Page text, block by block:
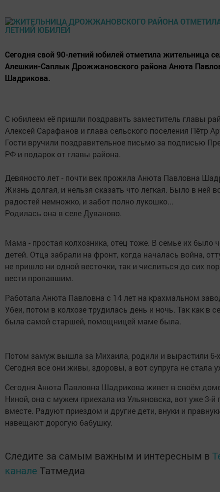
Сегодня свой 90-летний юбилей отметила жительница
Алешкин-Саплык Дрожжановского района Анюта
Шадрикова.
С юбилеем её пришли поздравить заместитель главы
Алексей Сарафанов и глава сельского поселения Пётр
Гости вручили поздравительное письмо за подписью
РФ и подарок от главы района.
Девяносто лет - почти век прожила Анюта Павловна
Жизнь долгая, и нельзя сказать что легкая. Было в ней
радостей немножко, и забот полно лукошко...
Родилась она в селе Дуваново.
Мама - простая колхозника, отец тоже. В семье их было
детей. Отца забрали на фронт, когда началась война,
не пришло ни одной весточки, так и числиться до сих
вести пропавшим.
Работала Анюта Павловна с 14 лет на крахмальном
Убеи, потом в колхозе трудилась день и ночь. Так как в
была самой старшей, помощницей маме была.
Потом замуж вышла за Михаила, родили и вырастили 6-
Сегодня все они живы, здоровы, а вот супруга не стала
Сегодня Анюта Павловна Шадрикова живет в своём
Ниной, она с мужем приехала из Ульяновска, вот уже 3-й
вместе. Радуют приездом и другие дети, внуки и
навещают дорогую бабушку.
Следите за самым важным и интересным в
канале Татмедиа